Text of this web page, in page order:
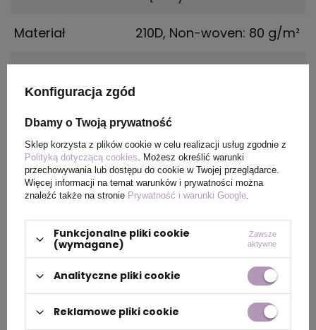
Materiał 210D, Non-woven: 80 g/m²
pochodzenia
Certyfikat REACH
Rozmiar 350 x 410 mm,380 x 415 x
85 mm
PAKOWANIE
kartonu
zewnętrznego
0.460x0.420x0.300,
0.460x0.430x0.320
Konfiguracja zgód
Dbamy o Twoją prywatność
Sklep korzysta z plików cookie w celu realizacji usług zgodnie z
Polityką dotyczącą cookies. Możesz określić warunki
przechowywania lub dostępu do cookie w Twojej przeglądarce.
Więcej informacji na temat warunków i prywatności można
znaleźć także na stronie Prywatność i warunki Google.
Funkcjonalne pliki cookie
(wymagane)
Zawsze
aktywne
Analityczne pliki cookie
Reklamowe pliki cookie